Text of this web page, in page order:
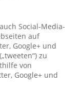
Social-Media-
auf
Google+ und
zu
von
Google+ und